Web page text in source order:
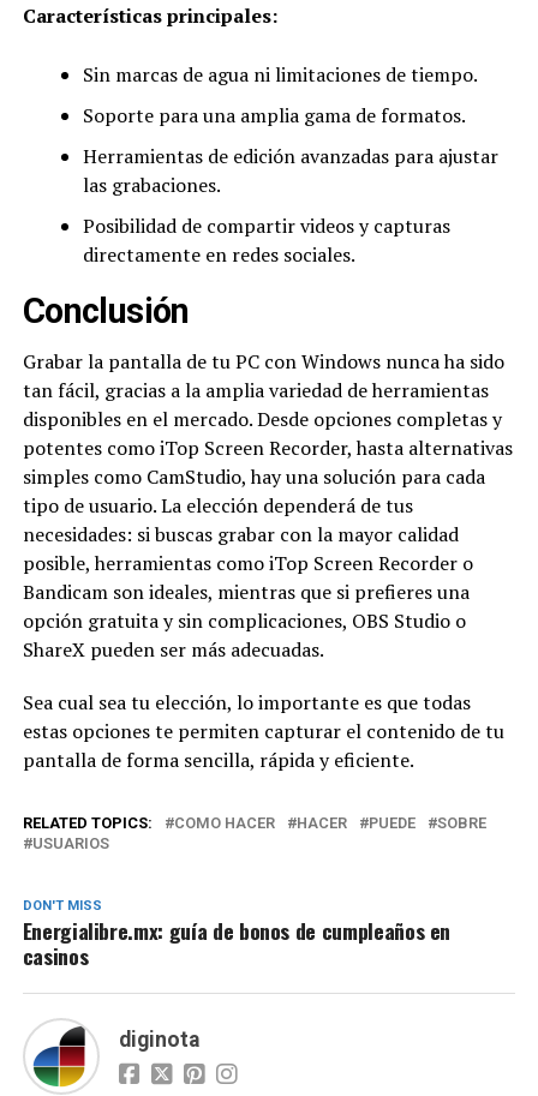
Características principales:
Sin marcas de agua ni limitaciones de tiempo.
Soporte para una amplia gama de formatos.
Herramientas de edición avanzadas para ajustar
las grabaciones.
Posibilidad de compartir videos y capturas
directamente en redes sociales.
Conclusión
Grabar la pantalla de tu PC con Windows nunca ha sido
tan fácil, gracias a la amplia variedad de herramientas
disponibles en el mercado. Desde opciones completas y
potentes como iTop Screen Recorder, hasta alternativas
simples como CamStudio, hay una solución para cada
tipo de usuario. La elección dependerá de tus
necesidades: si buscas grabar con la mayor calidad
posible, herramientas como iTop Screen Recorder o
Bandicam son ideales, mientras que si prefieres una
opción gratuita y sin complicaciones, OBS Studio o
ShareX pueden ser más adecuadas.
Sea cual sea tu elección, lo importante es que todas
estas opciones te permiten capturar el contenido de tu
pantalla de forma sencilla, rápida y eficiente.
RELATED TOPICS: COMO HACER HACER PUEDE
SOBRE
USUARIOS
DON'T MISS
Energialibre.mx: guía de bonos de cumpleaños en
casinos
diginota